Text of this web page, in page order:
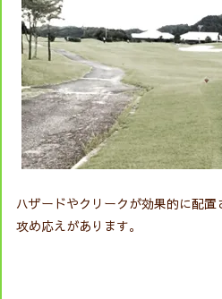
ハザードやクリークが効果的に配置
攻め応えがあります。